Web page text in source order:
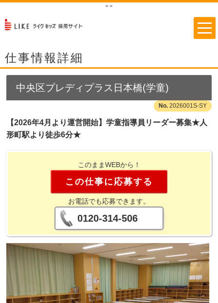
" "
仕事情報詳細
中央区プレディプラス日本橋(学童)
2026001S-SY
【2026年4月より運営開始】学童指導員リーダー募集★人
形町駅より徒歩6分★
このままWEBから！
この仕事に応募する
お電話でも応募できます。
0120-314-506